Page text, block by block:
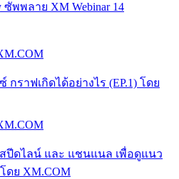
ซัพพลาย XM Webinar 14
กราฟเกิดได้อย่างไร (EP.1) โดย
ปีดไลน์ และ แชนแนล เพื่อดูแนว
ดย XM.COM